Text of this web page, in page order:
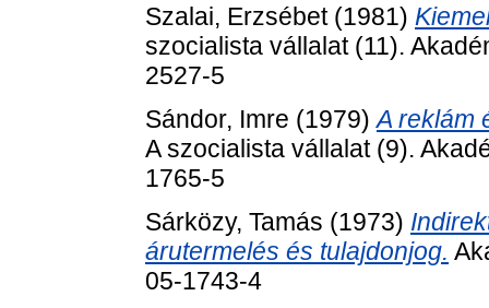
Szalai, Erzsébet(1981)
szocialista vállalat (11).
2527-5
Sándor, Imre (1979)A reklám
A szocialista vállalat (9).
1765-5
Sárközy, Tamás (1973)
árutermelés és tulajdonjog.
05-1743-4